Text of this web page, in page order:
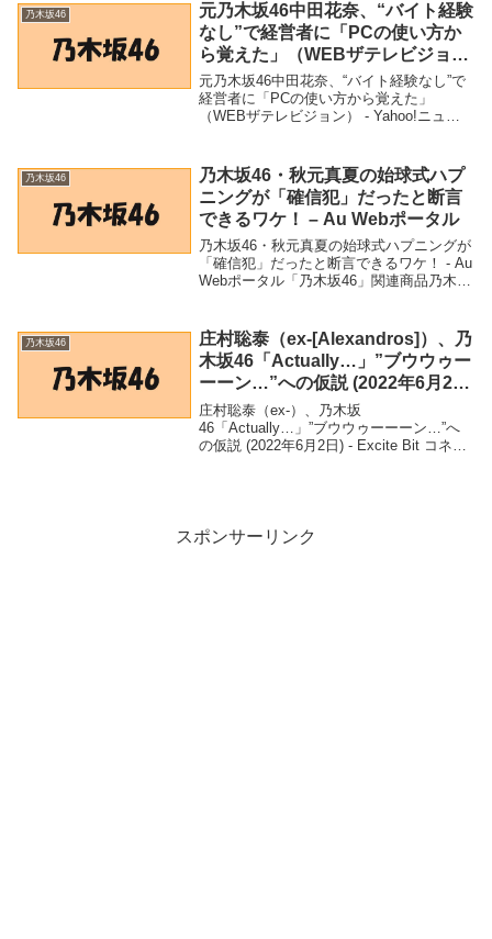
挑戦「SASUKE」常連・佐藤惇...
乃木坂46
元乃木坂46中田花奈、“バイト経験
なし”で経営者に「PCの使い方か
ら覚えた」（WEBザテレビジョ
ン） – Yahoo!ニュース – Yahoo!
ニュース
元乃木坂46中田花奈、“バイト経験なし”で
経営者に「PCの使い方から覚えた」
（WEBザテレビジョン） - Yahoo!ニュー
経営者に「PCの使い方か...
乃木坂46
乃木坂46・秋元真夏の始球式ハプ
ニングが「確信犯」だったと断言
できるワケ！ – Au Webポータル
乃木坂46・秋元真夏の始球式ハプニングが
「確信犯」だったと断言できるワケ！ - Au
Webポータル「乃木坂46」関連商品乃木坂
ポータル 乃木坂46・秋元...
乃木坂46
庄村聡泰（ex-[Alexandros]）、乃
木坂46「Actually…」”ブウウゥー
ーーン…”への仮説 (2022年6月2
日) – Excite Bit コネタ
庄村聡泰（ex-）、乃木坂
46「Actually…」”ブウウゥーーーン…”へ
の仮説 (2022年6月2日) - Excite Bit コネタ
スポンサーリンク